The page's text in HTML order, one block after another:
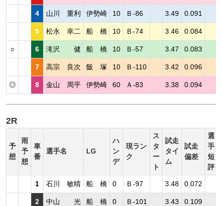
4 山川 重利 伊勢崎 10 Ｂ-86 3.49 0.091
5 松永 幸二 船 橋 10 Ｂ-74 3.46 0.084
○ 6 滝沢 健 船 橋 10 Ｂ-57 3.47 0.083
7 高宗 良次 飯 塚 10 Ｂ-110 3.42 0.096
◎ 8 金山 周平 伊勢崎 60 Ａ-83 3.38 0.094
2R
予
想
雨
予
想
車
番
選手名 LG
ハ
ン
デ
現ラン
ク
ス
タ
ー
ト
試走
タイ
ム
試走
偏差
選
手
短
評
1 石川 敏晴 船 橋 0 Ｂ-97 3.48 0.072
2 中山 光 船 橋 0 Ｂ-101 3.43 0.109